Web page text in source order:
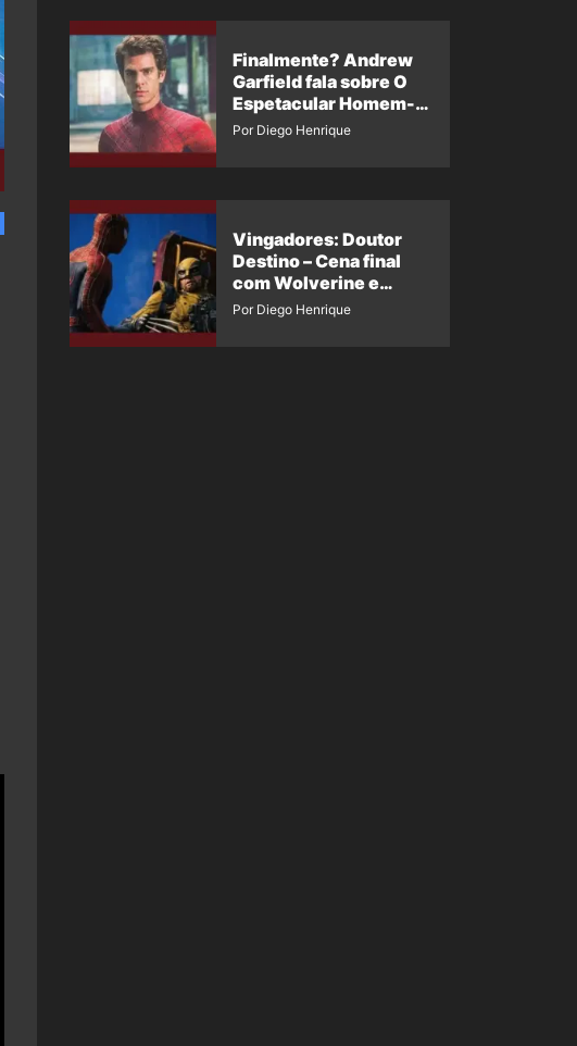
Finalmente? Andrew
Garfield fala sobre O
Espetacular Homem-
Aranha 3
Por Diego Henrique
Vingadores: Doutor
Destino – Cena final
com Wolverine e
Homem-Aranha de
Por Diego Henrique